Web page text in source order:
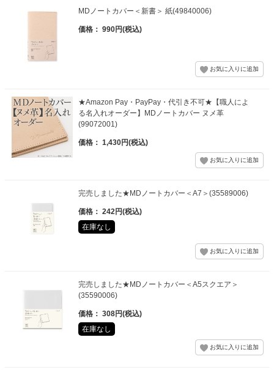
MDノートカバー＜新書＞ 紙(49840006)
価格： 990円(税込)
★Amazon Pay・PayPay・代引き不可★【職人によ
る名入れオーダー】MDノートカバー ヌメ革
(99072001)
価格： 1,430円(税込)
完売しました★MDノートカバー＜A7＞(35589006)
価格： 242円(税込)
在庫なし
完売しました★MDノートカバー＜A5スクエア＞
(35590006)
価格： 308円(税込)
在庫なし